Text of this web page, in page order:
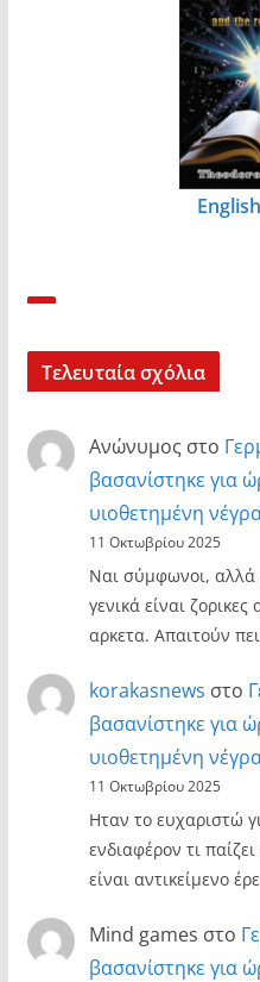
Τελευταία σχόλια
Ανώνυμος στο
βασανίστηκε για
υιοθετημένη
11 Οκτωβρίου 2025
Ναι σύμφωνοι, αλλά
γενικά είναι ζορικες
αρκετα. Απαιτούν
korakasnews στο
βασανίστηκε για
υιοθετημένη
11 Οκτωβρίου 2025
Ηταν το ευχαριστώ
ενδιαφέρον τι
είναι αντικείμενο
Mind games στο
βασανίστηκε για